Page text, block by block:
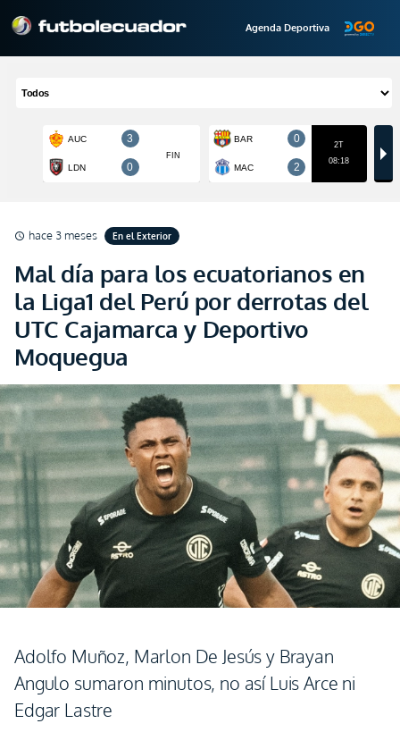
Agenda Deportiva
schedule hace 3 meses En el Exterior
Mal día para los ecuatorianos en
la Liga1 del Perú por derrotas del
UTC Cajamarca y Deportivo
Moquegua
Adolfo Muñoz, Marlon De Jesús y Brayan
Angulo sumaron minutos, no así Luis Arce ni
Edgar Lastre